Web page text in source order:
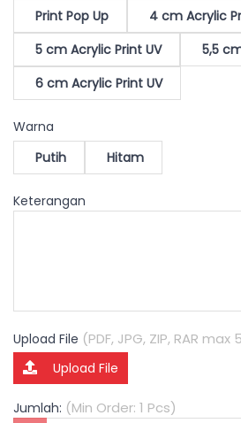
Print Pop Up
4 cm Acrylic
5 cm Acrylic Print UV
5,5
6 cm Acrylic Print UV
Warna
Putih
Hitam
Keterangan
Upload File (PDF, JPG, ZIP, RAR max
Upload File
Jumlah: (Min Order: 1 Pcs)